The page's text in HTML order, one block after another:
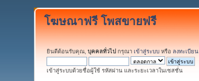
โฆษณาฟรี โพสขายฟรี
ยินดีต้อนรับคุณ,บุคคลทั่วไป กรุณา เข้าสู่ระบบ หรือ ลงทะเบียน
เข้าสู่ระบบด้วยชื่อผู้ใช้ รหัสผ่าน และระยะเวลาในเซสชั่น